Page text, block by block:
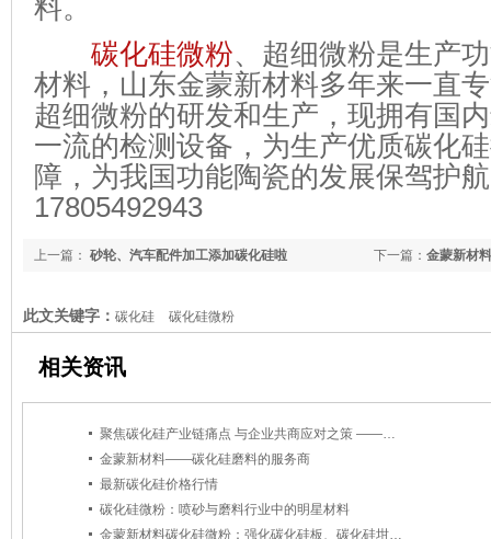
料。
碳化硅微粉、超细微粉是生产
材料，山东金蒙新材料多年来一直
超细微粉的研发和生产，现拥有国
一流的检测设备，为生产优质碳化
障，为我国功能陶瓷的发展保驾护
17805492943
下一篇： 金蒙新材
上一篇： 砂轮、汽车配件加工添加碳化硅啦
此文关键字： 碳化硅 碳化硅微粉
相关资讯
金蒙新材料——碳化硅磨料的服务商
最新碳化硅价格行情
碳化硅微粉：喷砂与磨料行业中的明星材料